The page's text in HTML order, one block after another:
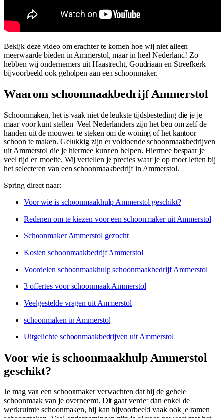
Bekijk deze video om erachter te komen hoe wij niet alleen
meerwaarde bieden in Ammerstol, maar in heel Nederland! Zo
hebben wij ondernemers uit Haastrecht, Goudriaan en Streefkerk
bijvoorbeeld ook geholpen aan een schoonmaker.
Waarom schoonmaakbedrijf Ammerstol
Schoonmaken, het is vaak niet de leukste tijdsbesteding die je je
maar voor kunt stellen. Veel Nederlanders zijn het beu om zelf de
handen uit de mouwen te steken om de woning of het kantoor
schoon te maken. Gelukkig zijn er voldoende schoonmaakbedrijven
uit Ammerstol die je hiermee kunnen helpen. Hiermee bespaar je
veel tijd en moeite. Wij vertellen je precies waar je op moet letten bij
het selecteren van een schoonmaakbedrijf in Ammerstol.
Spring direct naar:
Voor wie is schoonmaakhulp Ammerstol geschikt?
Redenen om te kiezen voor een schoonmaker uit Ammerstol
Schoonmaker Ammerstol gezocht
Kosten schoonmaakbedrijf Ammerstol
Voordelen schoonmaakhulp schoonmaakbedrijf Ammerstol
3 offertes voor schoonmaak Ammerstol
Veelgestelde vragen uit Ammerstol
schoonmaken in Ammerstol
Uitgelichte schoonmaakbedrijven uit Ammerstol
Voor wie is schoonmaakhulp Ammerstol
geschikt?
Je mag van een schoonmaker verwachten dat hij de gehele
schoonmaak van je overneemt. Dit gaat verder dan enkel de
werkruimte schoonmaken, hij kan bijvoorbeeld vaak ook je ramen